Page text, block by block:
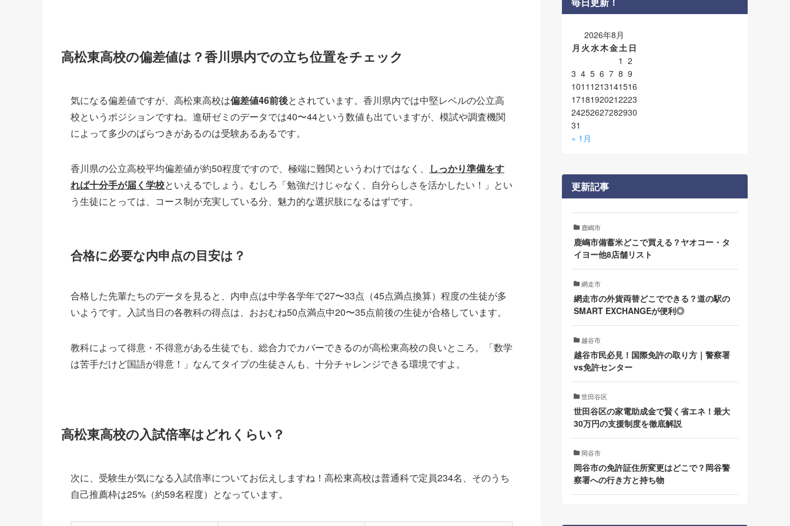
高松東高校の偏差値は？香川県内での立ち位置をチェック
気になる偏差値ですが、高松東高校は偏差値46前後とされています。香川県内では中堅レベルの公立高
校というポジションですね。進研ゼミのデータでは40〜44という数値も出ていますが、模試や調査機関
によって多少のばらつきがあるのは受験あるあるです。
香川県の公立高校平均偏差値が約50程度ですので、極端に難関というわけではなく、
しっかり準備をす
れば十分手が届く学校といえるでしょう。むしろ「勉強だけじゃなく、自分らしさを活かしたい！」とい
う生徒にとっては、コース制が充実している分、魅力的な選択肢になるはずです。
合格に必要な内申点の目安は？
合格した先輩たちのデータを見ると、内申点は中学各学年で27〜33点（45点満点換算）程度の生徒が多
いようです。入試当日の各教科の得点は、おおむね50点満点中20〜35点前後の生徒が合格しています。
教科によって得意・不得意がある生徒でも、総合力でカバーできるのが高松東高校の良いところ。「数学
は苦手だけど国語が得意！」なんてタイプの生徒さんも、十分チャレンジできる環境ですよ。
高松東高校の入試倍率はどれくらい？
次に、受験生が気になる入試倍率についてお伝えしますね！高松東高校は普通科で定員234名、そのうち
自己推薦枠は25%（約59名程度）となっています。
2026年8月
月 火水木金土 日
1 2
3 4 5 6 7 8 9
1011 1213141516
17181920212223
24252627282930
31
« 1月
更新記事
鹿嶋市
鹿嶋市備蓄米どこで買える？ヤオコー・タ
イヨー他8店舗リスト
網走市
網走市の外貨両替どこでできる？道の駅の
SMART EXCHANGEが便利◎
越谷市
越谷市民必見！国際免許の取り方｜警察署
vs免許センター
世田谷区
世田谷区の家電助成金で賢く省エネ！最大
30万円の支援制度を徹底解説
岡谷市
岡谷市の免許証住所変更はどこで？岡谷警
察署への行き方と持ち物